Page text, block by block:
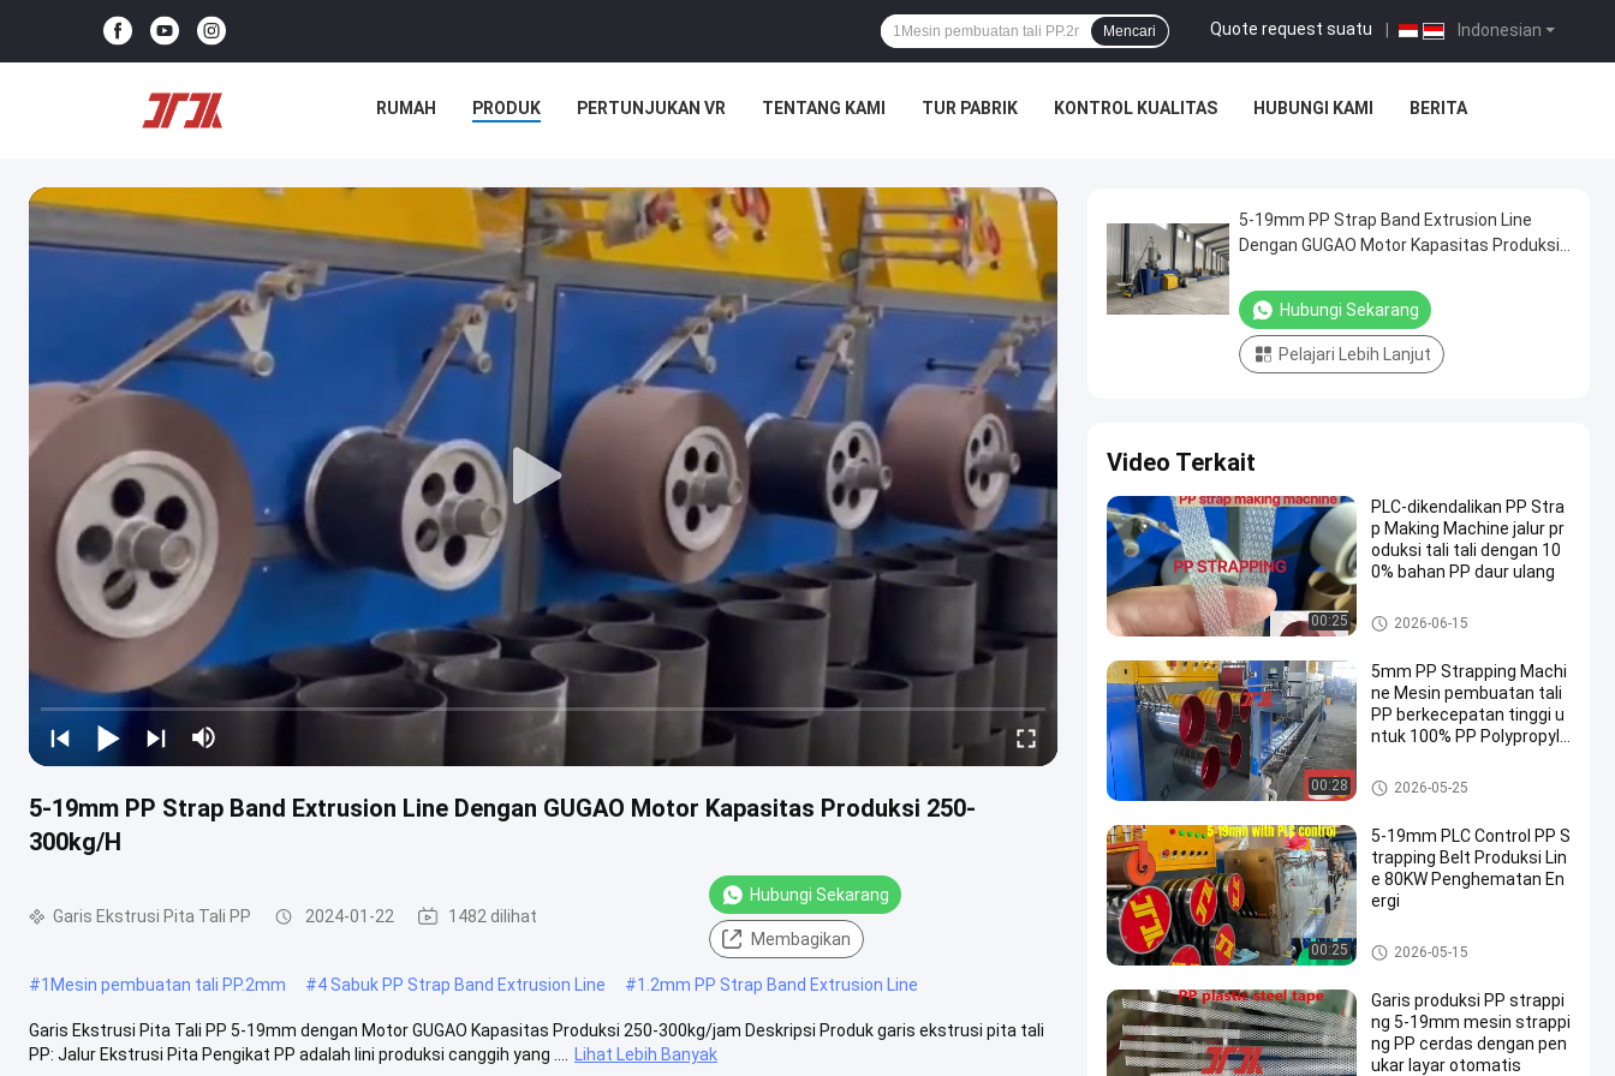
Indonesian
Quote request suatu
Mencari
RUMAH PRODUK PERTUNJUKAN VR TENTANG KAMI TUR PABRIK KONTROL KUALITAS HUBUNGI KAMI BERITA
5-19mm PP Strap Band Extrusion Line Dengan GUGAO Motor Kapasitas Produksi 250-
300kg/H
Garis Ekstrusi Pita Tali PP 2024-01-22 1482 dilihat
Hubungi Sekarang
Membagikan
#1Mesin pembuatan tali PP.2mm #4 Sabuk PP Strap Band Extrusion Line #1.2mm PP Strap Band Extrusion Line
Garis Ekstrusi Pita Tali PP 5-19mm dengan Motor GUGAO Kapasitas Produksi 250-300kg/jam Deskripsi Produk garis ekstrusi pita tali
PP: Jalur Ekstrusi Pita Pengikat PP adalah lini produksi canggih yang ....
Lihat Lebih Banyak
5-19mm PP Strap Band Extrusion Line
Dengan GUGAO Motor Kapasitas Produksi
Hubungi Sekarang
Pelajari Lebih Lanjut
Video Terkait
00:25
PLC-dikendalikan PP Stra
p Making Machine jalur pr
oduksi tali tali dengan 10
0% bahan PP daur ulang
Garis Ekstrusi Pita Tali PP
2026-06-15
00:28
5mm PP Strapping Machi
ne Mesin pembuatan tali
PP berkecepatan tinggi u
ntuk 100% PP Polypropyle
Garis Ekstrusi Pita Tali PP
2026-05-25
00:25
5-19mm PLC Control PP S
trapping Belt Produksi Lin
e 80KW Penghematan En
ergi
Mesin pembuat tali PP
2026-05-15
Garis produksi PP strappi
ng 5-19mm mesin strappi
ng PP cerdas dengan pen
ukar layar otomatis